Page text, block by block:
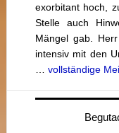
exorbitant hoch,
Stelle auch
Mängel gab.
intensiv mit den
vollständige